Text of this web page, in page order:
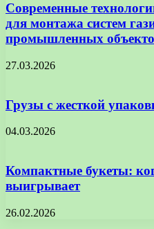
Современные
для монтажа систем
промышленных
27.03.2026
Грузы с жесткой
04.03.2026
Компактные букеты:
выигрывает
26.02.2026